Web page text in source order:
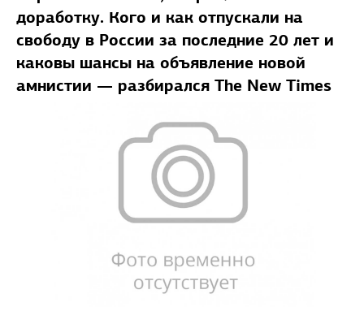
доработку. Кого и как отпускали на
свободу в России за последние 20 лет и
каковы шансы на объявление новой
амнистии — разбирался The New Times